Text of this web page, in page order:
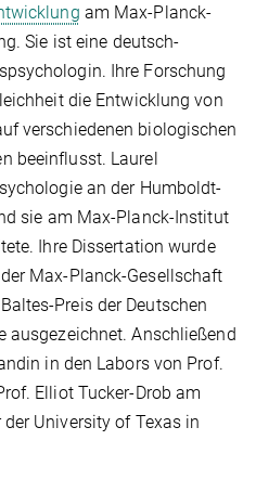
am Max-Planck-
Sie ist eine deutsch-
Ihre Forschung
die Entwicklung von
verschiedenen biologischen
beeinflusst. Laurel
an der Humboldt-
sie am Max-Planck-Institut
Ihre Dissertation wurde
Max-Planck-Gesellschaft
Preis der Deutschen
ausgezeichnet. Anschließend
in den Labors von Prof.
Elliot Tucker-Drob am
University of Texas in